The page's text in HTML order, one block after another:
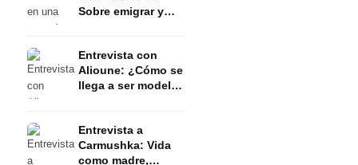
Sobre emigrar y
Entrevista con
Alioune: ¿Cómo se
llega a ser modelo
Entrevista a
Carmushka: Vida
como madre,